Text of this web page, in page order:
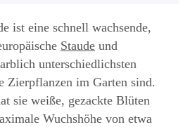
ist eine schnell wachsende,
Staude und
unterschiedlichsten
Zierpflanzen im Garten sind.
sie weiße, gezackte Blüten
Wuchshöhe von etwa